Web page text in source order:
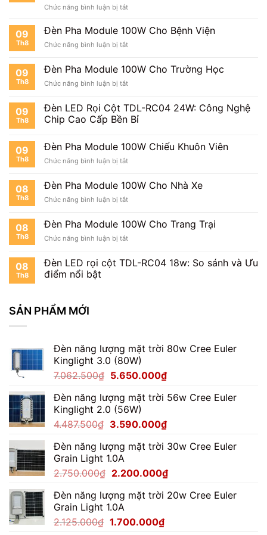
Từ
Đến
Chức năng bình luận bị tắtở
Pha
Module
Chính
TDL
Báo
Giá
09
Th8
Đèn Pha Module 100W Cho Bệnh Viện
Chức năng bình luận bị tắtở
Pha
Module
100W
Bệnh
Viện
09
Th8
Đèn Pha Module 100W Cho Trường Học
Chức năng bình luận bị tắtở
Pha
Module
100W
Trường
09
Th8
Đèn LED Rọi Cột TDL-RC04 24W: Công Nghệ
Chip Cao Cấp Bền Bỉ
09
Th8
Đèn Pha Module 100W Chiếu Khuôn Viên
Chức năng bình luận bị tắtở
Pha
Module
100W
Khuôn
08
Th8
Đèn Pha Module 100W Cho Nhà Xe
Chức năng bình luận bị tắtở
Pha
Module
100W
Nhà
08
Th8
Đèn Pha Module 100W Cho Trang Trại
Chức năng bình luận bị tắtở
Pha
Module
08
Th8
Đèn LED rọi cột TDL-RC04 18w: So sánh và Ưu
điểm nổi bật
SẢN PHẨM MỚI
Đèn năng lượng mặt trời 80w Cree Euler
Kinglight 3.0 (80W)
7.062.500₫ Giá
là:
7.062.500₫.
5.650.000₫Giá
tại
5.650.000₫.
Đèn năng lượng mặt trời 56w Cree Euler
Kinglight 2.0 (56W)
4.487.500₫ Giá
là:
4.487.500₫.
3.590.000₫Giá
tại
3.590.000₫.
Đèn năng lượng mặt trời 30w Cree Euler
Grain Light 1.0A
2.750.000₫ Giá
là:
2.750.000₫.
2.200.000₫Giá
tại
Đèn năng lượng mặt trời 20w Cree Euler
Grain Light 1.0A
2.125.000₫ Giá
1.700.000₫Giá